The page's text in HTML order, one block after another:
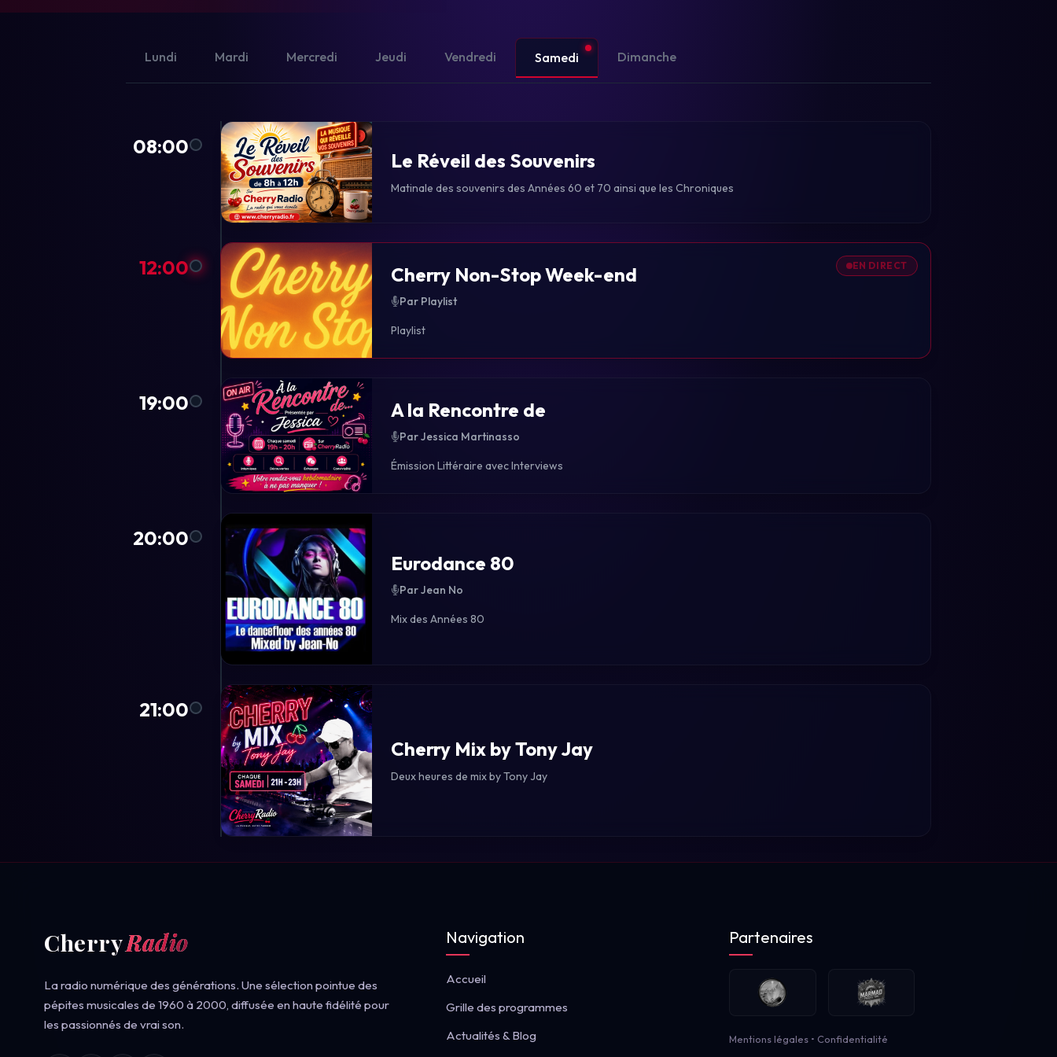
Lundi Mardi Mercredi Jeudi Vendredi Samedi Dimanche
08:00
Le Réveil des Souvenirs
Matinale des souvenirs des Années 60 et 70 ainsi que les Chroniques
12:00 EN DIRECT
Cherry Non-Stop Week-end
Par Playlist
Playlist
19:00 A la Rencontre de
Par Jessica Martinasso
Émission Littéraire avec Interviews
20:00
Eurodance 80
Par Jean No
Mix des Années 80
21:00
Cherry Mix by Tony Jay
Deux heures de mix by Tony Jay
CherryRadio
La radio numérique des générations. Une sélection pointue des
pépites musicales de 1960 à 2000, diffusée en haute fidélité pour
les passionnés de vrai son.
Navigation
Accueil
Grille des programmes
Actualités & Blog
Partenaires
Mentions légales • Confidentialité